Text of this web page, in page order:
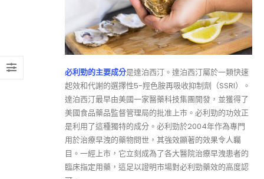
必利勁的主要成分是達泊西汀。達泊西汀屬於一類快速
起效和代謝的選擇性5-羥色胺再吸收抑制劑（SSRI）。
達泊西汀最早由美國一家醫藥科技集團開發，並獲得了
美國食品藥品監督管理局的批准上市。必利勁的功效正
是利用了這種獨特的成分。必利勁於2004年作為專門
用於治療早洩的藥物問世，其強效顯著的效果令人矚
目。一經上市，它立刻成為了各大醫院治療早洩患者的
臨床指定用藥，這足以證明市場對必利勁藥效的高度認